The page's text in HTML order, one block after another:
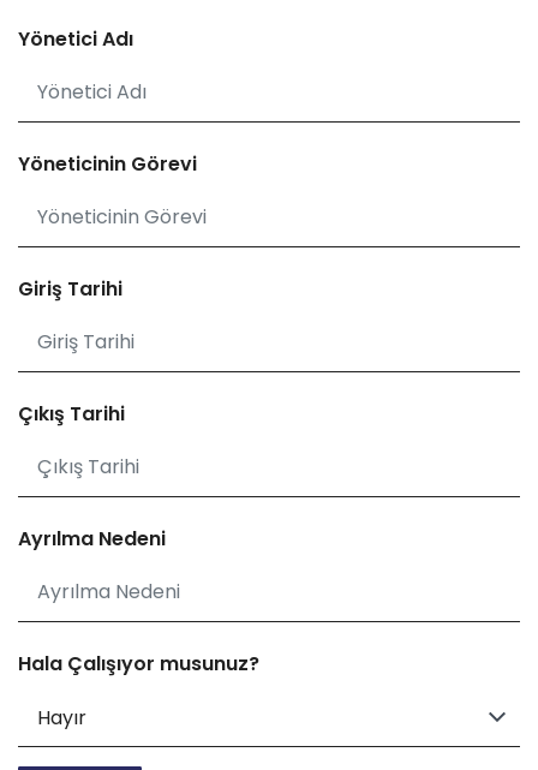
Yönetici Adı
Yöneticinin Görevi
Giriş Tarihi
Çıkış Tarihi
Ayrılma Nedeni
Hala Çalışıyor musunuz?